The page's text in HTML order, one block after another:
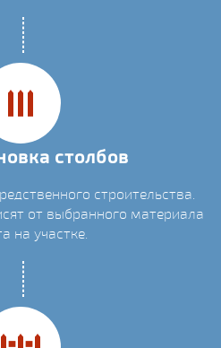
столбов
строительства.
от выбранного материала
на участке.